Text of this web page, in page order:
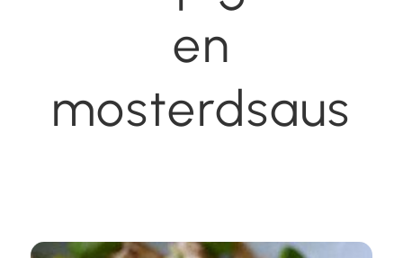
en
mosterdsaus